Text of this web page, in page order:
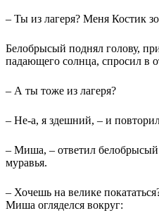
– Ты из лагеря? Меня Костик
Белобрысый поднял голову,
падающего солнца, спросил в
– А ты тоже из лагеря?
– Не-а, я здешний, – и
– Миша, – ответил белобрысый
муравья.
– Хочешь на велике
Миша огляделся вокруг: